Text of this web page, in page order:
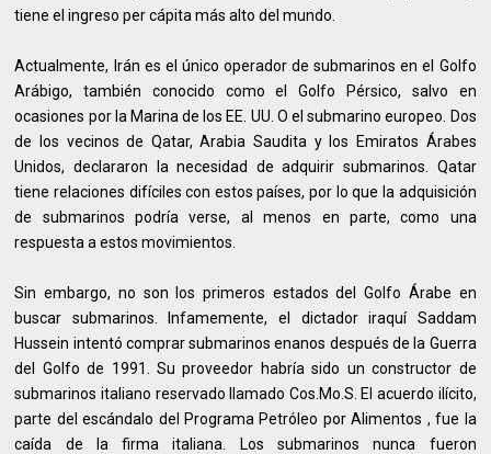
tiene el ingreso per cápita más alto del mundo.
Actualmente, Irán es el único operador de submarinos en el Golfo
Arábigo, también conocido como el Golfo Pérsico, salvo en
ocasiones por la Marina de los EE. UU. O el submarino europeo. Dos
de los vecinos de Qatar, Arabia Saudita y los Emiratos Árabes
Unidos, declararon la necesidad de adquirir submarinos. Qatar
tiene relaciones difíciles con estos países, por lo que la adquisición
de submarinos podría verse, al menos en parte, como una
respuesta a estos movimientos.
Sin embargo, no son los primeros estados del Golfo Árabe en
buscar submarinos. Infamemente, el dictador iraquí Saddam
Hussein intentó comprar submarinos enanos después de la Guerra
del Golfo de 1991. Su proveedor habría sido un constructor de
submarinos italiano reservado llamado Cos.Mo.S. El acuerdo ilícito,
parte del escándalo del Programa Petróleo por Alimentos , fue la
caída de la firma italiana. Los submarinos nunca fueron